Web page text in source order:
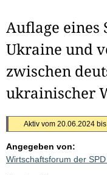
Auflage eines
Ukraine und
zwischen
ukrainischer
Aktiv vom 20.06.2024
Angegeben von:
Wirtschaftsforum der